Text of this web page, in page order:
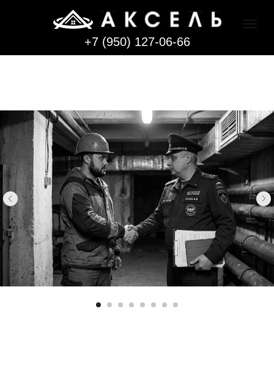
+7 (950) 127-06-66